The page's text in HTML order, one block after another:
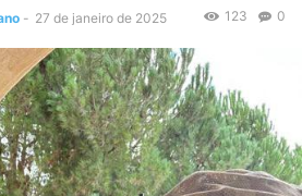
- 27 de janeiro de 2025 0
123